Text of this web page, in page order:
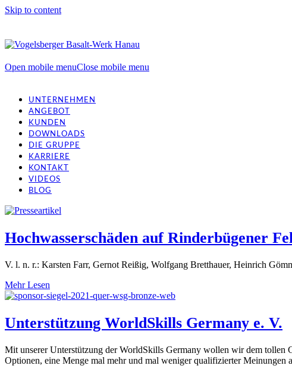
Skip to content
Open mobile menuClose mobile menu
UNTERNEHMEN
ANGEBOT
KUNDEN
DOWNLOADS
DIE GRUPPE
KARRIERE
KONTAKT
VIDEOS
BLOG
Hochwasserschäden auf Rinderbügener
V. l. n. r.: Karsten Farr, Gernot Reißig, Wolfgang Bretthauer, Heinrich
Mehr Lesen
Unterstützung WorldSkills Germany e. V.
Mit unserer Unterstützung der WorldSkills Germany wollen wir dem tollen
Optionen, eine Menge mal mehr und mal weniger qualifizierter